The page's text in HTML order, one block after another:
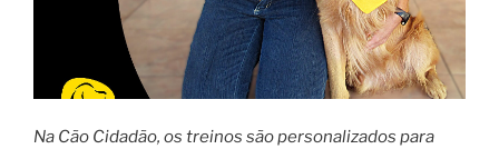
Na Cão Cidadão, os treinos são personalizados para